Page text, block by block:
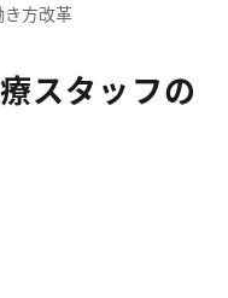
き方改革
スタッフの